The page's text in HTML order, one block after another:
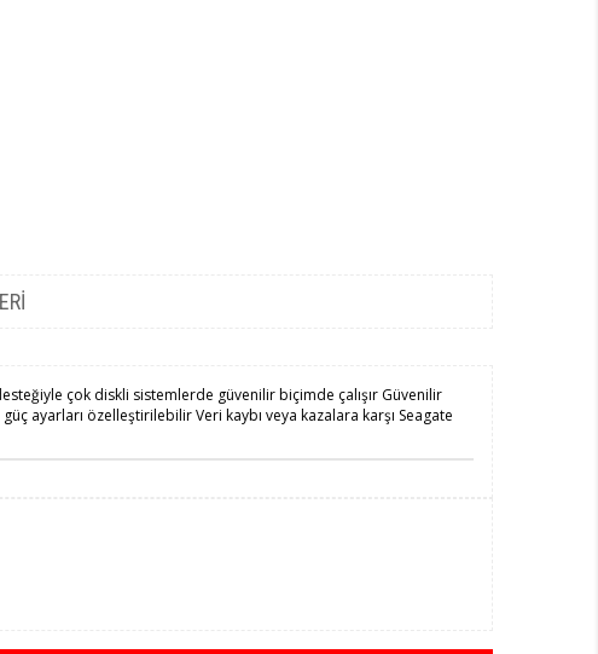
çok diskli sistemlerde güvenilir biçimde çalışır Güvenilir
ayarları özelleştirilebilir Veri kaybı veya kazalara karşı Seagate